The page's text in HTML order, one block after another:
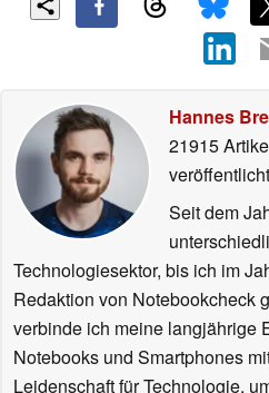
Hannes
21915
veröffentlicht
Seit dem
Technologiesektor, bis ich im
Redaktion von Notebookcheck
verbinde ich meine langjährige
Notebooks und Smartphones
Leidenschaft für Technologie,